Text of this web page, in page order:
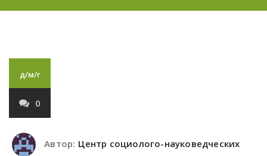
д/м/г
0
Автор: Центр социолого-науковедческих